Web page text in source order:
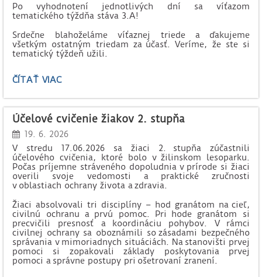
Po vyhodnotení jednotlivých dní sa víťazom
tematického týždňa stáva 3.A!
Srdečne blahoželáme víťaznej triede a ďakujeme
všetkým ostatným triedam za účasť. Veríme, že ste si
tematický týždeň užili.
TEMATICKÝ
ČÍTAŤ VIAC
Účelové cvičenie žiakov 2. stupňa
19. 6. 2026
V stredu 17.06.2026 sa žiaci 2. stupňa zúčastnili
účelového cvičenia, ktoré bolo v žilinskom lesoparku.
Počas príjemne stráveného dopoludnia v prírode si žiaci
overili svoje vedomosti a praktické zručnosti
v oblastiach ochrany života a zdravia.
Žiaci absolvovali tri disciplíny – hod granátom na cieľ,
civilnú ochranu a prvú pomoc. Pri hode granátom si
precvičili presnosť a koordináciu pohybov. V rámci
civilnej ochrany sa oboznámili so zásadami bezpečného
správania v mimoriadnych situáciách. Na stanovišti prvej
pomoci si zopakovali základy poskytovania prvej
pomoci a správne postupy pri ošetrovaní zranení.